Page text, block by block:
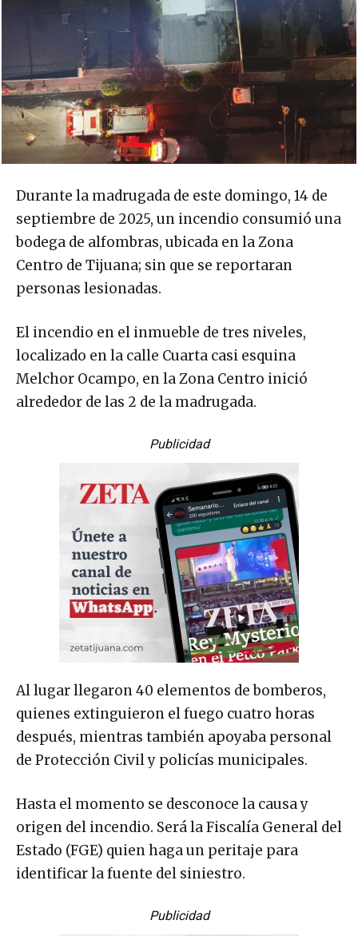
Durante la madrugada de este domingo, 14 de
septiembre de 2025, un incendio consumió una
bodega de alfombras, ubicada en la Zona
Centro de Tijuana; sin que se reportaran
personas lesionadas.
El incendio en el inmueble de tres niveles,
localizado en la calle Cuarta casi esquina
Melchor Ocampo, en la Zona Centro inició
alrededor de las 2 de la madrugada.
Publicidad
Al lugar llegaron 40 elementos de bomberos,
quienes extinguieron el fuego cuatro horas
después, mientras también apoyaba personal
de Protección Civil y policías municipales.
Hasta el momento se desconoce la causa y
origen del incendio. Será la Fiscalía General del
Estado (FGE) quien haga un peritaje para
identificar la fuente del siniestro.
Publicidad